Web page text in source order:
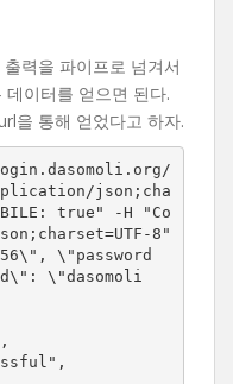
력을 파이프로 넘겨서
이터를 얻으면 된다.
을 통해 얻었다고 하자.
json;cha
true" -H "Co
8"
\"password
\"dasomoli